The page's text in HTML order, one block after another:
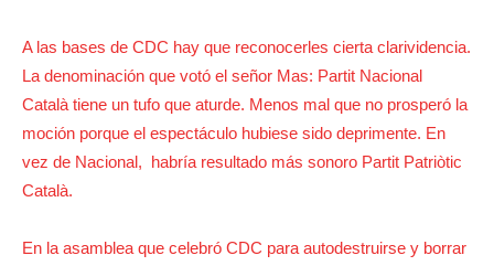
A las bases de CDC hay que reconocerles cierta clarividencia.
La denominación que votó el señor Mas: Partit Nacional
Català tiene un tufo que aturde. Menos mal que no prosperó la
moción porque el espectáculo hubiese sido deprimente. En
vez de Nacional, habría resultado más sonoro Partit Patriòtic
Català.
En la asamblea que celebró CDC para autodestruirse y borrar